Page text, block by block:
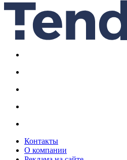
Контакты
О компании